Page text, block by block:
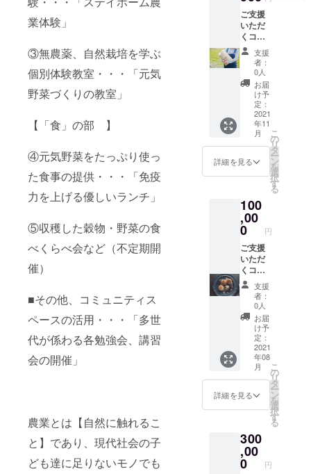
業体験」
③無農薬、自然栽培を学ぶ
個別体験教室・・・「元気
野菜づくりの教室」
【「食」の部 】
④元気野菜をたっぷり使っ
た食事の提供・・・「免疫
力を上げる優しいランチ」
⑤収穫した穀物・野菜の食
べくらべ会など（不定期開
催）
■その他、コミュニティス
ペースの活用・・・「多世
代が係わる各勉強会、講習
会の開催」
農業とは【自然に触れるこ
と】であり、現代社会の子
ども達に足りないモノでも
りま
す。 ・
写真は
イメー
ジで
す。
につ
き、有
効期限
を長く
してあ
ります
ので、
感染状
況等、
各自ご
判断の
上、ご
予約く
い。 ・
ご予約
送付の
際に、
ご予約
を承る
メール
アドレ
ス、電
話番号
等の受
付窓口
を記載
の上同
封させ
ていた
だきま
す。 ・
写真は
イメー
店舗ま
での交
通費は
の参加
チケッ
トで
す。
様々な
体験イ
ベント
を行っ
ていき
ますの
で、ご
興味の
ある体
験で日
程が合
予約く
ださ
い。 １
回の体
験には
人数制
限があ
ります
ので、
ご希望
の回に
参加で
きない
場合も
ござい
ます。
有効期
限：お
より2年
せてい
ただき
ます。
券 ★畑
で取れ
た野菜
をたっ
ぷり
使った
「季節
のラン
チ」ペ
ア―ご
招待券
「農業
体験」
ペアー
ご招待
後、開
催され
る農業
体験へ
の参加
チケッ
トで
す。
様々な
体験イ
ベント
を行っ
ていき
ますの
で、ご
興味の
ある体
験で日
トをご
予約く
ださ
い。１
ご支援
いただ
くコー
スです
【ステ
イホー
ム農業
体験】
感謝を
込め
て、
「お礼
のお葉
書」
と、 お
米の成
守って
いただ
きま
す。 専
用のサ
イトで
田んぼ
の様子
とお米
の成長
をご報
告しま
す。ご
報告の
頻度は
お米の
成長に
応じて
変わり
ます。
の田ん
ぼで収
穫でき
た「新
支援
者：
0人
お届
け予
定：
2021
年11
月
詳細を見る
こ
の
リ
タ
ー
ン
を
選
択
す
る
100
,00
0 円
ご支援
いただ
くコー
スで
す。 感
謝を込
めて、
「お礼
のお葉
書」
と、 ★
ご支援
いただ
いた方
の「お
写真を
致しま
す。 ★
畑で取
れた野
支援
者：
0人
お届
け予
定：
2021
年08
月
詳細を見る
こ
の
リ
タ
ー
ン
を
選
択
す
る
300
,00
0 円